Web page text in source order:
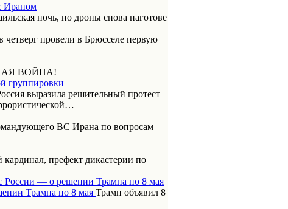
Ираном
ночь, но дроны снова наготове
четверг провели в Брюсселе первую
ВОЙНА!
группировки
выразила решительный протест
ВС Ирана по вопросам
префект дикастерии по
России — о решении Трампа по 8 мая
Трамп объявил 8